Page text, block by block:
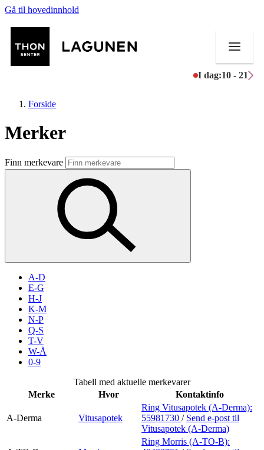
Gå til hovedinnhold
I dag:10 - 21
Butikker
Mat og drikke
Aktiviteter
Inspirasjon
Søk
Parkering
Praktisk informasjon
Forside
Merker
Finn merkevare
A-D
E-G
H-J
K-M
N-P
Q-S
T-V
W-Å
0-9
Tabell med aktuelle merkevarer
Merke
Hvor Kontaktinfo
A-Derma Vitusapotek
Ring Vitusapotek (A-Derma):
55981730 / Send e-post til
Vitusapotek (A-Derma)
Ring Morris (A-TO-B):